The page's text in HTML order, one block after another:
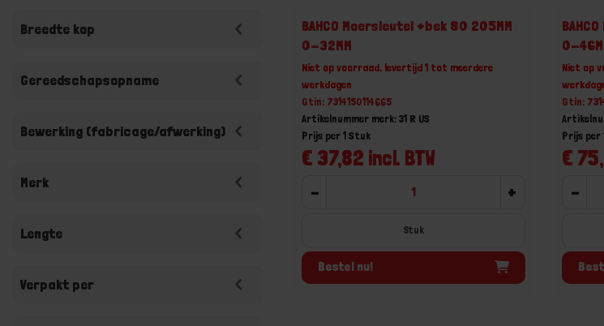
Breedte kop
Gereedschapsopname
Bewerking (fabricage/afwerking)
Merk
Lengte
Verpakt per
BAHCO Moersleutel +bek 80 205MM
0-32MM
Niet op voorraad, levertijd 1 tot meerdere
werkdagen
Gtin: 7314150114665
Artikelnummer merk: 31 R US
€ 37,82 incl. BTW
Prijs per 1 Stuk
- +
Stuk
Bestel nu!
0-
Niet op
Gtin:
€
Prijs per
-